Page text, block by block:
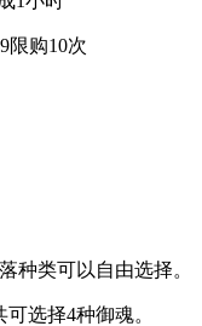
限购10次
种类可以自由选择。
选择4种御魂。